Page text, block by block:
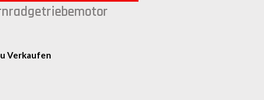
Verkaufen